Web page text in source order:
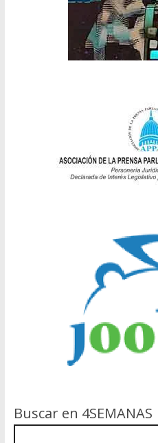
Buscar en 4SEMANAS